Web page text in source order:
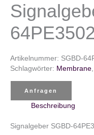
Artikelnummer: SGBD-
Schlagwörter: Membrane
Anfragen
Beschreibung
Signalgeber SGBD-